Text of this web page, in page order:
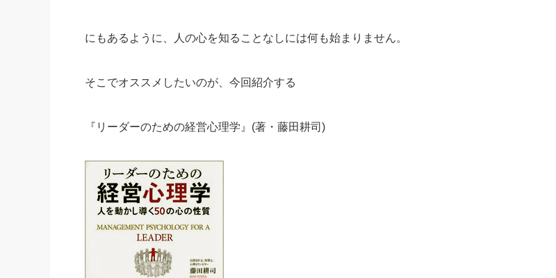
にもあるように、人の心を知ることなしには何も始まりません。
そこでオススメしたいのが、今回紹介する
『リーダーのための経営心理学』(著・藤田耕司)